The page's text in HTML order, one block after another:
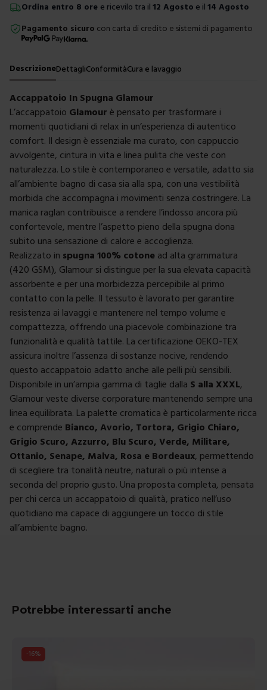
Ordina entro 8 ore e ricevilo tra il 12 Agosto e il 14 Agosto
Pagamento sicuro con carta di credito e sistemi di pagamento
DescrizioneDettagliConformitàCura e lavaggio
Accappatoio In Spugna Glamour
L’accappatoio Glamour è pensato per trasformare i
momenti quotidiani di relax in un’esperienza di autentico
comfort. Il design è essenziale ma curato, con cappuccio
avvolgente, cintura in vita e linea pulita che veste con
naturalezza. Lo stile è contemporaneo e versatile, adatto sia
all’ambiente bagno di casa sia alla spa, con una vestibilità
morbida che accompagna i movimenti senza costringere. La
manica raglan contribuisce a rendere l’indosso ancora più
confortevole, mentre l’aspetto pieno della spugna dona
subito una sensazione di calore e accoglienza.
Realizzato in spugna 100% cotone ad alta grammatura
(420 GSM), Glamour si distingue per la sua elevata capacità
assorbente e per una morbidezza percepibile al primo
contatto con la pelle. Il tessuto è lavorato per garantire
resistenza ai lavaggi e mantenere nel tempo volume e
compattezza, offrendo una piacevole combinazione tra
funzionalità e qualità tattile. La certificazione OEKO-TEX
assicura inoltre l’assenza di sostanze nocive, rendendo
questo accappatoio adatto anche alle pelli più sensibili.
Disponibile in un’ampia gamma di taglie dalla S alla XXXL,
Glamour veste diverse corporature mantenendo sempre una
linea equilibrata. La palette cromatica è particolarmente ricca
e comprende Bianco, Avorio, Tortora, Grigio Chiaro,
Grigio Scuro, Azzurro, Blu Scuro, Verde, Militare,
Ottanio, Senape, Malva, Rosa e Bordeaux, permettendo
di scegliere tra tonalità neutre, naturali o più intense a
seconda del proprio gusto. Una proposta completa, pensata
per chi cerca un accappatoio di qualità, pratico nell’uso
quotidiano ma capace di aggiungere un tocco di stile
all’ambiente bagno.
Potrebbe interessarti anche
-